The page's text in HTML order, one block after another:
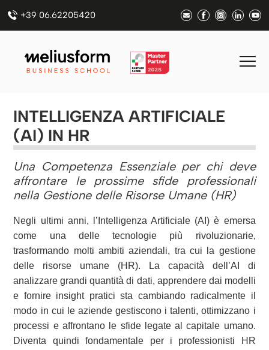
+39 06.62205420
INTELLIGENZA ARTIFICIALE
(AI) IN HR
Una Competenza Essenziale per chi deve
affrontare le prossime sfide professionali
nella Gestione delle Risorse Umane (HR)
Negli ultimi anni, l’Intelligenza Artificiale (AI) è emersa
come una delle tecnologie più rivoluzionarie,
trasformando molti ambiti aziendali, tra cui la gestione
delle risorse umane (HR). La capacità dell’AI di
analizzare grandi quantità di dati, apprendere dai modelli
e fornire insight pratici sta cambiando radicalmente il
modo in cui le aziende gestiscono i talenti, ottimizzano i
processi e affrontano le sfide legate al capitale umano.
Diventa quindi fondamentale per i professionisti HR